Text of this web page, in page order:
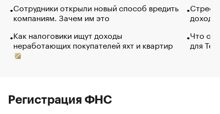
Сотрудники открыли новый способ вредить
компаниям. Зачем им это
Как налоговики ищут доходы
неработающих покупателей яхт и квартир
Что
для
Регистрация ФНС